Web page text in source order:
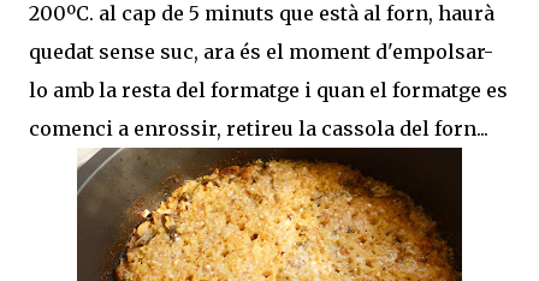
200ºC. al cap de 5 minuts que està al forn, haurà
quedat sense suc, ara és el moment d'empolsar-
lo amb la resta del formatge i quan el formatge es
comenci a enrossir, retireu la cassola del forn...